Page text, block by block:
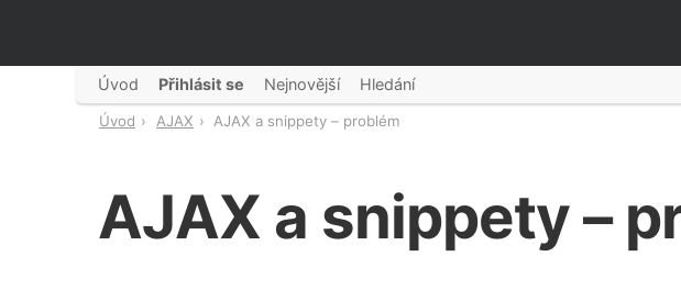
Úvod Přihlásit se Nejnovější Hledání
Úvod AJAX AJAX a snippety – problém
AJAX a snippety –